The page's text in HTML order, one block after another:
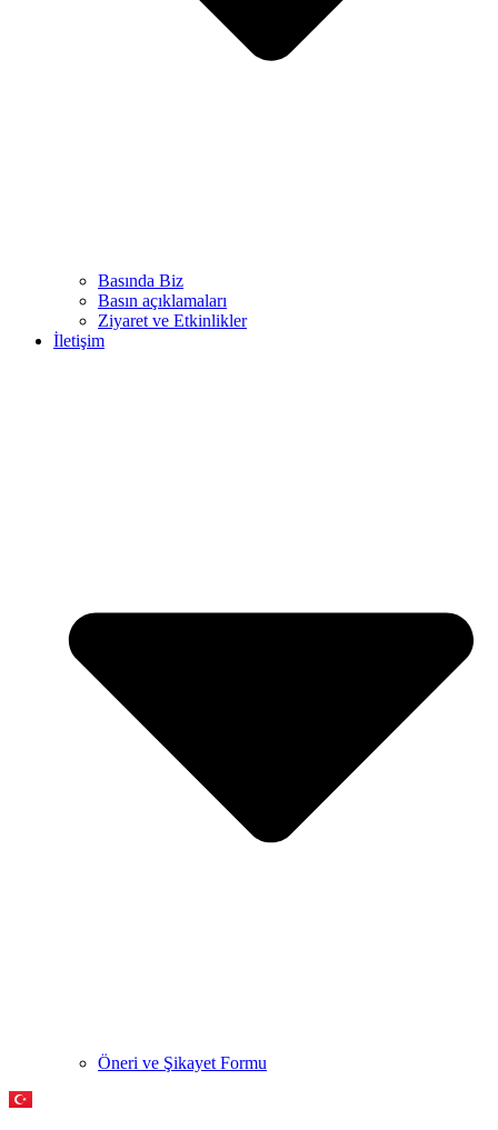
Basında Biz
Basın açıklamaları
Ziyaret ve Etkinlikler
İletişim
Öneri ve Şikayet Formu